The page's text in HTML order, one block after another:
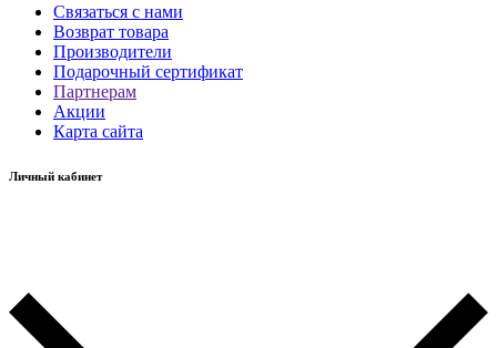
Связаться с нами
Возврат товара
Производители
Подарочный сертификат
Партнерам
Акции
Карта сайта
Личный кабинет